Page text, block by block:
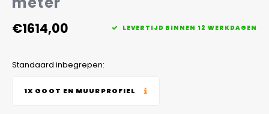
€1614,00 LEVERTIJD BINNEN 12 WERKDAGEN
Standaard inbegrepen:
1X GOOT EN MUURPROFIEL